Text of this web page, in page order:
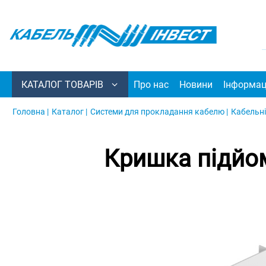
КАТАЛОГ ТОВАРІВ Про нас Новини
Головна | Каталог | Системи для прокладання кабелю |
Кришка